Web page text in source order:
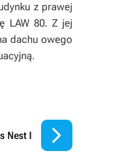
z prawej
LAW 80. Z jej
dachu owego
Nest I 